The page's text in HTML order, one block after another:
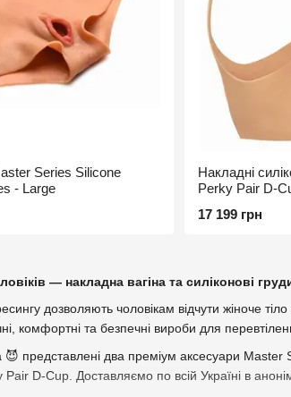
— накладна вагіна та силіконові
дозволяють чоловікам відчути жіноче
комфортні та безпечні вироби для
😈 представлені два преміум аксесуари
Pair D-Cup. Доставляємо по всій Україні в
Series Silicone
- Large
Накладні
Perky Pair D-
17 199 грн